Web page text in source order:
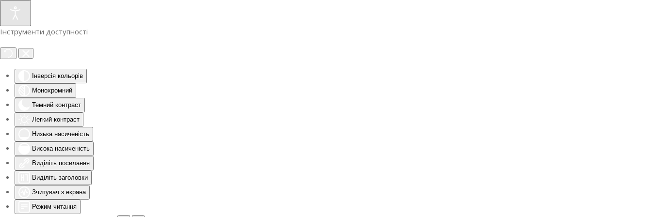
Інструменти доступності
Інверсія кольорів
Монохромний
Темний контраст
Легкий контраст
Низька насиченість
Висока насиченість
Виділіть посилання
Виділіть заголовки
Зчитувач з екрана
Режим читання